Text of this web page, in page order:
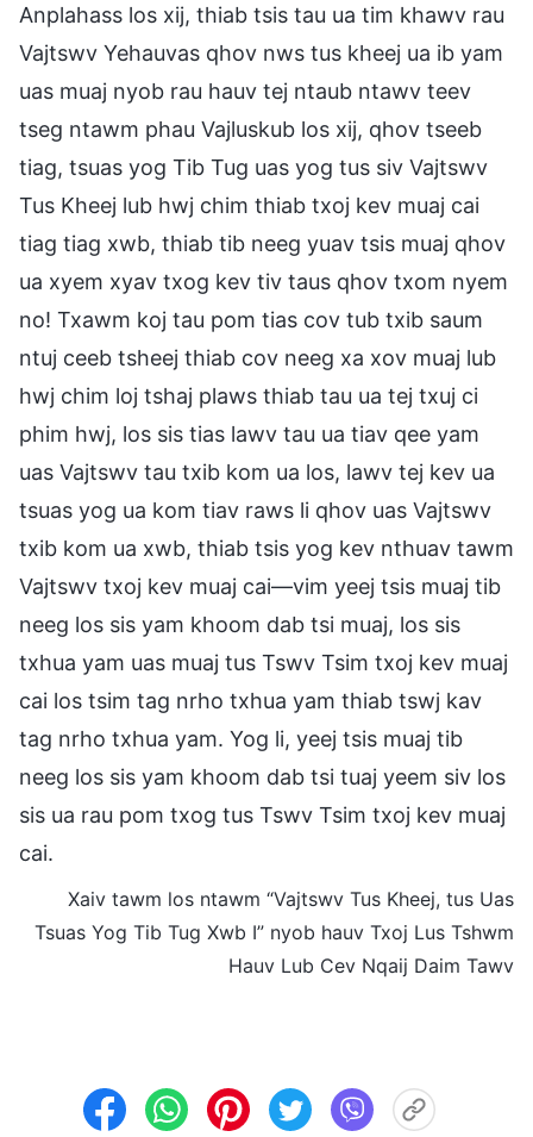
Anplahass los xij, thiab tsis tau ua tim khawv rau
Vajtswv Yehauvas qhov nws tus kheej ua ib yam
uas muaj nyob rau hauv tej ntaub ntawv teev
tseg ntawm phau Vajluskub los xij, qhov tseeb
tiag, tsuas yog Tib Tug uas yog tus siv Vajtswv
Tus Kheej lub hwj chim thiab txoj kev muaj cai
tiag tiag xwb, thiab tib neeg yuav tsis muaj qhov
ua xyem xyav txog kev tiv taus qhov txom nyem
no! Txawm koj tau pom tias cov tub txib saum
ntuj ceeb tsheej thiab cov neeg xa xov muaj lub
hwj chim loj tshaj plaws thiab tau ua tej txuj ci
phim hwj, los sis tias lawv tau ua tiav qee yam
uas Vajtswv tau txib kom ua los, lawv tej kev ua
tsuas yog ua kom tiav raws li qhov uas Vajtswv
txib kom ua xwb, thiab tsis yog kev nthuav tawm
Vajtswv txoj kev muaj cai—vim yeej tsis muaj tib
neeg los sis yam khoom dab tsi muaj, los sis
txhua yam uas muaj tus Tswv Tsim txoj kev muaj
cai los tsim tag nrho txhua yam thiab tswj kav
tag nrho txhua yam. Yog li, yeej tsis muaj tib
neeg los sis yam khoom dab tsi tuaj yeem siv los
sis ua rau pom txog tus Tswv Tsim txoj kev muaj
cai.
Xaiv tawm los ntawm “Vajtswv Tus Kheej, tus Uas
Tsuas Yog Tib Tug Xwb I” nyob hauv Txoj Lus Tshwm
Hauv Lub Cev Nqaij Daim Tawv